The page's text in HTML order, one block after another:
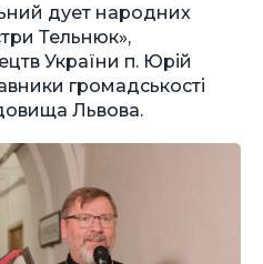
дует народних
Тельнюк»,
України п. Юрій
громадськості
Львова.